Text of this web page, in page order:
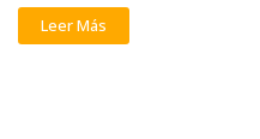
Leer Más